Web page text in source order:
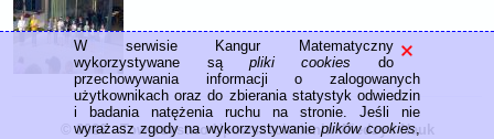
W serwisie Kangur Matematyczny
wykorzystywane są pliki cookies do
przechowywania informacji o zalogowanych
użytkownikach oraz do zbierania statystyk odwiedzin
i badania natężenia ruchu na stronie. Jeśli nie
wyrażasz zgody na wykorzystywanieplików cookies,
© 2026 - Towarzystwo Upowszechniania Wiedzy i Nauk